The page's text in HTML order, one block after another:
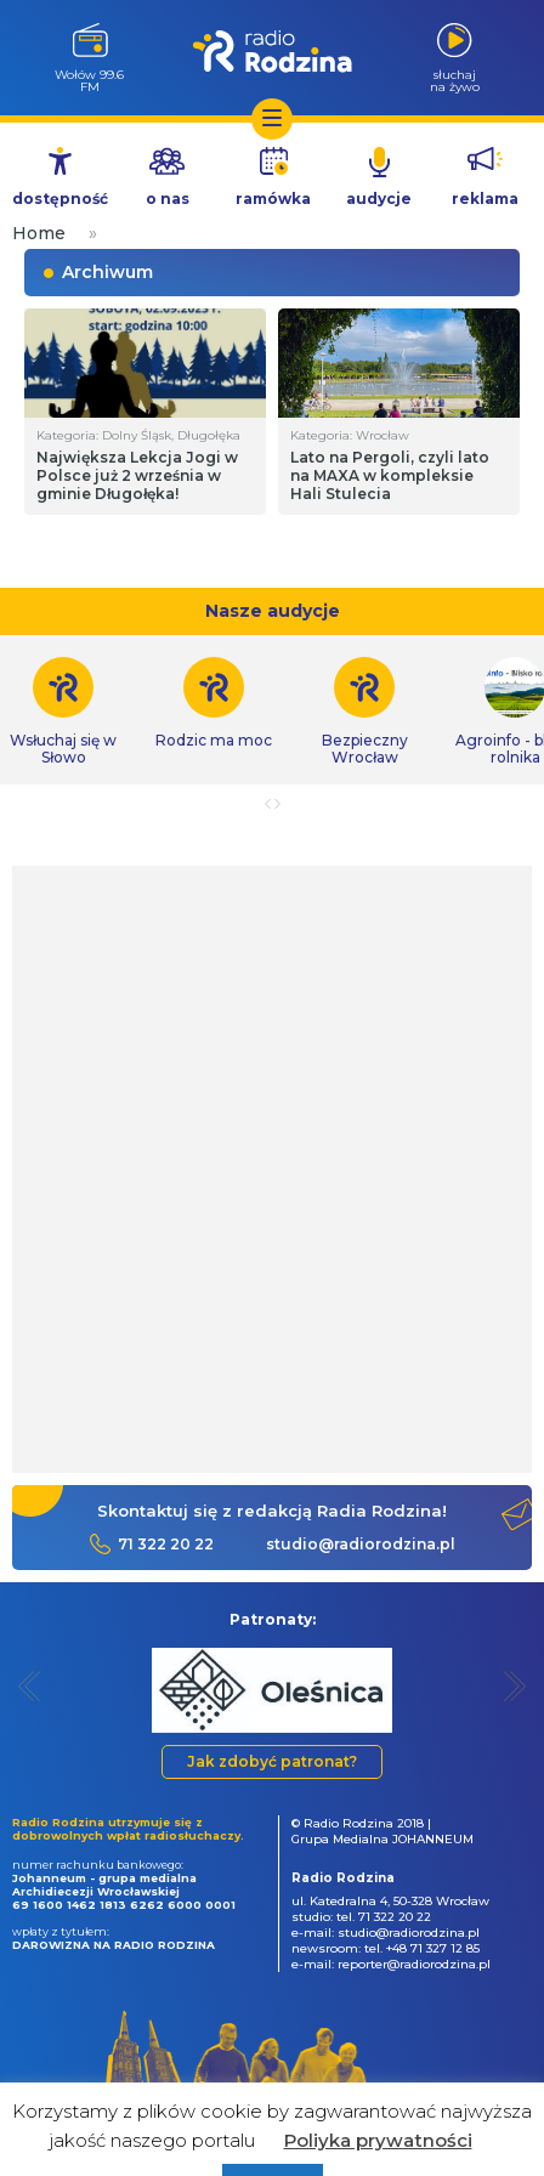
Przejdź
treści
Wołów 99.6
FM
słuchaj
na żywo
dostępność o nas ramówka audycje reklama
Home
»
Archiwum
Kategoria: Dolny Śląsk, Długołęka
Największa Lekcja Jogi w
Polsce już 2 września w
gminie Długołęka!
Kategoria: Wrocław
Lato na Pergoli, czyli lato
na MAXA w kompleksie
Hali Stulecia
Nasze audycje
Wsłuchaj się w
Słowo
Rodzic ma moc
Bezpieczny
Wrocław
Agroinfo -
rolnika
Skontaktuj się z redakcją Radia Rodzina!
71 322 20 22 studio@radiorodzina.pl
Patronaty:
Jak zdobyć patronat?
Radio Rodzina utrzymuje się z
dobrowolnych wpłat radiosłuchaczy.
numer rachunku bankowego:
Johanneum - grupa medialna
Archidiecezji Wrocławskiej
69 1600 1462 1813 6262 6000 0001
wpłaty z tytułem:
DAROWIZNA NA RADIO RODZINA
© Radio Rodzina 2018 |
Grupa Medialna JOHANNEUM
Radio Rodzina
ul. Katedralna 4, 50-328 Wrocław
studio: tel. 71 322 20 22
e-mail: studio@radiorodzina.pl
newsroom: tel. +48 71 327 12 85
e-mail: reporter@radiorodzina.pl
Korzystamy z plików cookie by zagwarantować najwyższa
jakość naszego portalu
Poliyka prywatności